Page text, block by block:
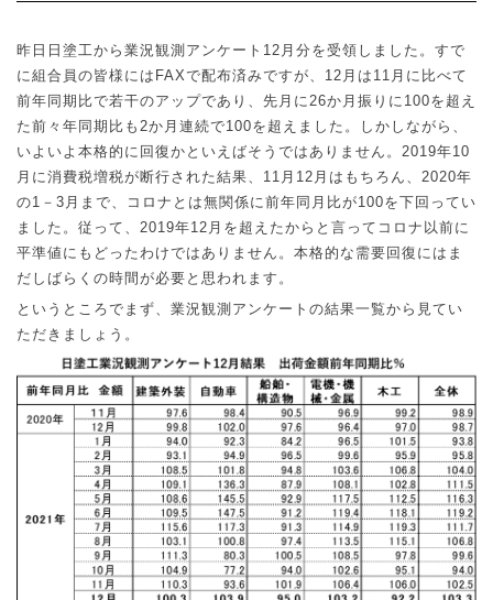
昨日日塗工から業況観測アンケート 12 月分を受領しました。すで
に組合員の皆様には FAXで配布済みですが、 12 月は 11 月に比べて
前年同期比で若干のアップであり、先月に26か月振りに 100を超え
た前々年同期比も 2か月連続で100を超えました。しかしながら、
いよいよ本格的に回復かといえばそうではありません。 2019年10
月に消費税増税が断行された結果、 11 月 12 月はもちろん、 2020年
の1 － 3 月まで、コロナとは無関係に前年同月比が100を下回ってい
ました。従って、 2019年12 月を超えたからと言ってコロナ以前に
平準値にもどったわけではありません。本格的な需要回復にはま
だしばらくの時間が必要と思われます。
というところでまず、業況観測アンケートの結果一覧から見てい
ただきましょう。